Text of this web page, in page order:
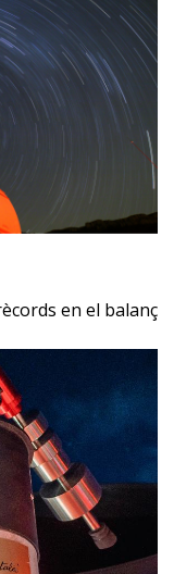
en el balanç